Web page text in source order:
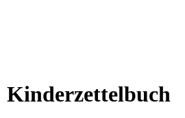
Kinderzettelbuch